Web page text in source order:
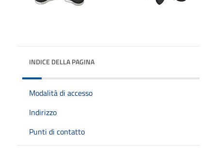
INDICE DELLA PAGINA
Modalità di accesso
Indirizzo
Punti di contatto